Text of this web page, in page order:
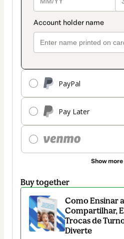
PayPal
Pay Later
Show more
Buy together
Como Ensinar
Compartilhar,
Trocas de
Diverte